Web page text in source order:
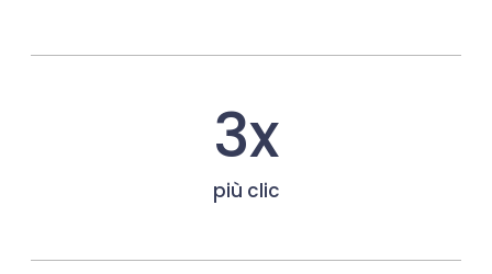
3x
più clic